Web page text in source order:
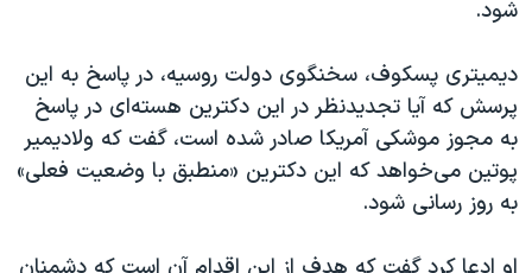
شود.
دیمیتری پسکوف، سخنگوی دولت روسیه، در پاسخ به این
پرسش که آیا تجدیدنظر در این دکترین هسته‌ای در پاسخ
به مجوز موشکی آمریکا صادر شده است، گفت که ولادیمیر
پوتین می‌خواهد که این دکترین «منطبق با وضعیت فعلی»
به روز رسانی شود.